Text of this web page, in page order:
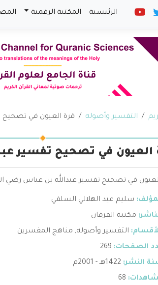
الرئيسية المكتبة الرقمية
التفسير وأصوله قرة العيون في تصحيح
العيون في تصحيح تفسير
في تصحيح تفسير عبدالله بن عباس رضي
سليم عيد الهلالي السلفي
مكتبة الفرقان
التفسير وأصوله, مناهج المفسرين
الصفحات: 269
النشر: 1422هـ - 2001م